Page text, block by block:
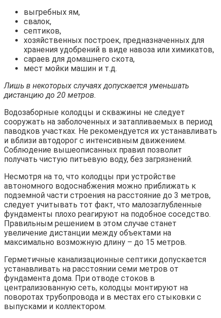
выгребных ям,
свалок,
септиков,
хозяйственных построек, предназначенных для
хранения удобрений в виде навоза или химикатов,
сараев для домашнего скота,
мест мойки машин и т.д.
Лишь в некоторых случаях допускается уменьшать
дистанцию до 20 метров.
Водозаборные колодцы и скважины не следует
сооружать на заболоченных и затапливаемых в период
паводков участках. Не рекомендуется их устанавливать
и вблизи автодорог с интенсивным движением.
Соблюдение вышеописанных правил позволит
получать чистую питьевую воду, без загрязнений.
Несмотря на то, что колодцы при устройстве
автономного водоснабжения можно приближать к
подземной части строения на расстояние до 3 метров,
следует учитывать тот факт, что малозаглубленные
фундаменты плохо реагируют на подобное соседство.
Правильным решением в этом случае станет
увеличение дистанции между объектами на
максимально возможную длину – до 15 метров.
Герметичные канализационные септики допускается
устанавливать на расстоянии семи метров от
фундамента дома. При отводе стоков в
централизованную сеть, колодцы монтируют на
поворотах трубопровода и в местах его стыковки с
выпусками и коллектором.